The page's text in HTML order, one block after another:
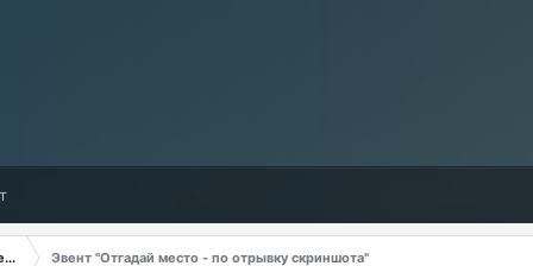
Эвент "Отгадай место - по отрывку скриншота"